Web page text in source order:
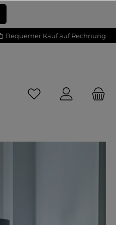
Bequemer Kauf auf Rechnung